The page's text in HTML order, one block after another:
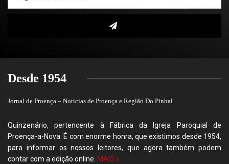
Desde 1954
Jornal de Proença – Noticias de Proença e Região Do Pinhal
Quinzenário, pertencente à Fábrica da Igreja Paroquial de
Proença-a-Nova. É com enorme honra, que existimos desde 1954,
para informar os nossos leitores, que agora também podem
contar com a edição online. MAIS »